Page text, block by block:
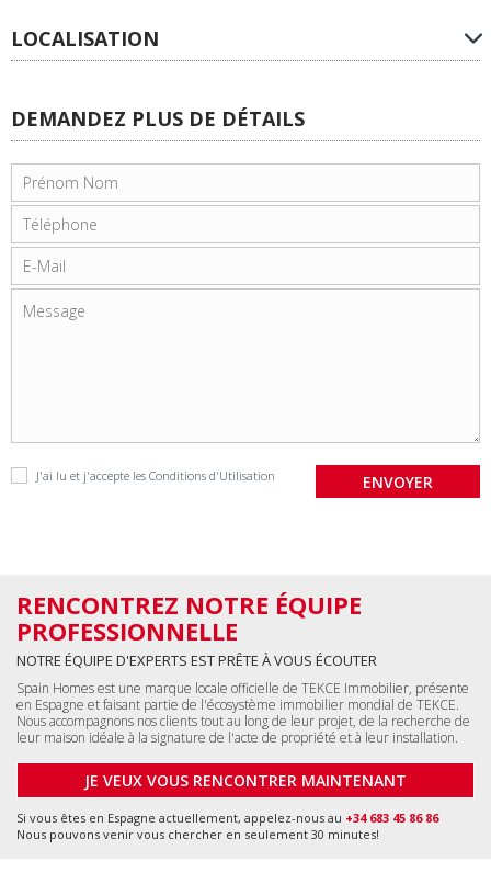
LOCALISATION
DEMANDEZ PLUS DE DÉTAILS
J'ai lu et j'accepte les Conditions d'Utilisation
RENCONTREZ NOTRE ÉQUIPE
PROFESSIONNELLE
NOTRE ÉQUIPE D'EXPERTS EST PRÊTE À VOUS ÉCOUTER
Spain Homes est une marque locale officielle de TEKCE Immobilier, présente
en Espagne et faisant partie de l'écosystème immobilier mondial de TEKCE.
Nous accompagnons nos clients tout au long de leur projet, de la recherche de
leur maison idéale à la signature de l'acte de propriété et à leur installation.
JE VEUX VOUS RENCONTRER MAINTENANT
Si vous êtes en Espagne actuellement, appelez-nous au +34 683 45 86 86
Nous pouvons venir vous chercher en seulement 30 minutes!